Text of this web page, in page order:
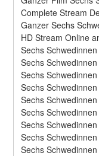
Complete Stream
Ganzer Sechs
HD Stream Online
Sechs
Sechs
Sechs
Sechs
Sechs
Sechs
Sechs
Sechs
Sechs